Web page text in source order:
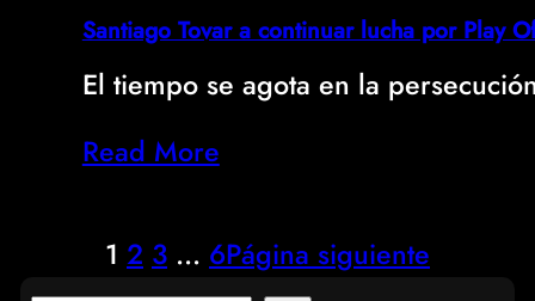
Santiago Tovar a continuar lucha por Play
El tiempo se agota en la
Read More
1 2 3 … 6Página siguiente